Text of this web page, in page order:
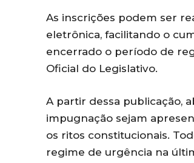
As inscrições podem ser
eletrônica, facilitando o
encerrado o período de
Oficial do Legislativo.
A partir dessa publicação,
impugnação sejam
os ritos constitucionais.
regime de urgência na